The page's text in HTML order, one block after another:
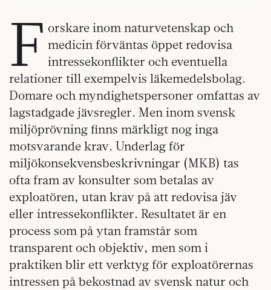
F orskare inom naturvetenskap och
medicin förväntas öppet redovisa
intressekonflikter och eventuella
relationer till exempelvis läkemedelsbolag.
Domare och myndighetspersoner omfattas av
lagstadgade jävsregler. Men inom svensk
miljöprövning finns märkligt nog inga
motsvarande krav. Underlag för
miljökonsekvensbeskrivningar (MKB) tas
ofta fram av konsulter som betalas av
exploatören, utan krav på att redovisa jäv
eller intressekonflikter. Resultatet är en
process som på ytan framstår som
transparent och objektiv, men som i
praktiken blir ett verktyg för exploatörernas
intressen på bekostnad av svensk natur och